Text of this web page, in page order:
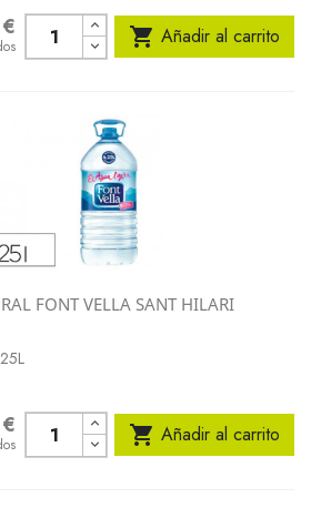
 Añadir al carrito
FONT VELLA SANT HILARI
 Añadir al carrito